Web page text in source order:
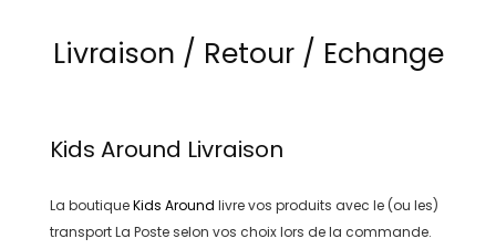
Livraison / Retour / Echange
Kids Around Livraison
La boutiqueKids Around livre vos produits avec le (ou les)
transportLa Posteselon vos choix lors de la commande.